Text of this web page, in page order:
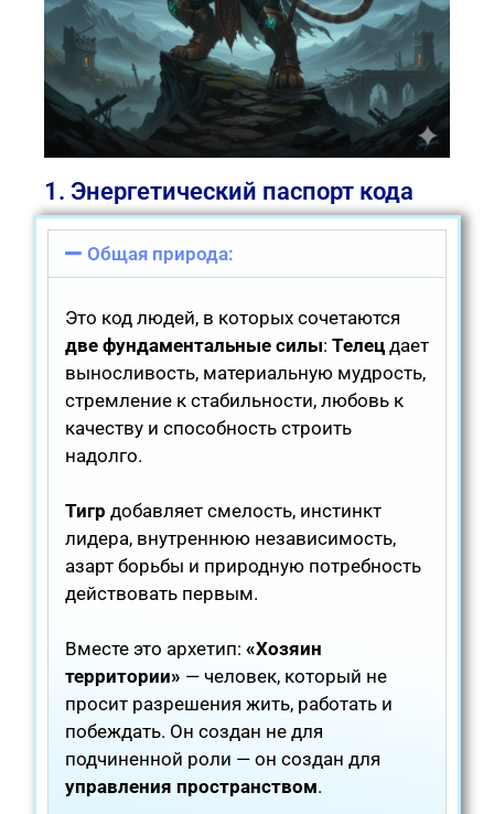
1. Энергетический паспорт кода
Общая природа:
Это код людей, в которых сочетаются
две фундаментальные силы: Телец дает
выносливость, материальную мудрость,
стремление к стабильности, любовь к
качеству и способность строить
надолго.
Тигр добавляет смелость, инстинкт
лидера, внутреннюю независимость,
азарт борьбы и природную потребность
действовать первым.
Вместе это архетип: «Хозяин
территории» — человек, который не
просит разрешения жить, работать и
побеждать. Он создан не для
подчиненной роли — он создан для
управления пространством.